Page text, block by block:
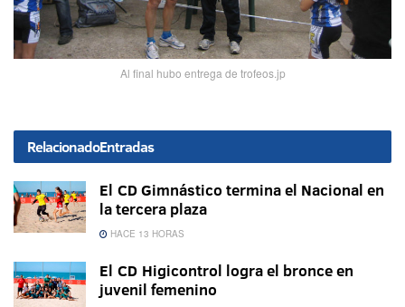
Al final hubo entrega de trofeos.jp
RelacionadoEntradas
El CD Gimnástico termina el Nacional en
la tercera plaza
HACE 13 HORAS
El CD Higicontrol logra el bronce en
juvenil femenino